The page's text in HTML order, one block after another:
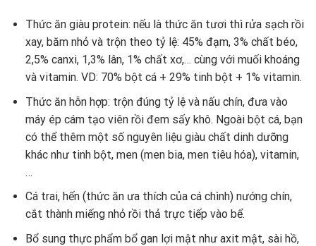
Thức ăn giàu protein: nếu là thức ăn tươi thì rửa sạch rồi
xay, băm nhỏ và trộn theo tỷ lệ: 45% đạm, 3% chất béo,
2,5% canxi, 1,3% lân, 1% chất xơ,… cùng với muối khoáng
và vitamin. VD: 70% bột cá + 29% tinh bột + 1% vitamin.
Thức ăn hỗn hợp: trộn đúng tỷ lệ và nấu chín, đưa vào
máy ép cám tạo viên rồi đem sấy khô. Ngoài bột cá, bạn
có thể thêm một số nguyên liệu giàu chất dinh dưỡng
khác như tinh bột, men (men bia, men tiêu hóa), vitamin,
…
Cá trai, hến (thức ăn ưa thích của cá chình) nướng chín,
cắt thành miếng nhỏ rồi thả trực tiếp vào bể.
Bổ sung thực phẩm bổ gan lợi mật như axit mật, sài hồ,